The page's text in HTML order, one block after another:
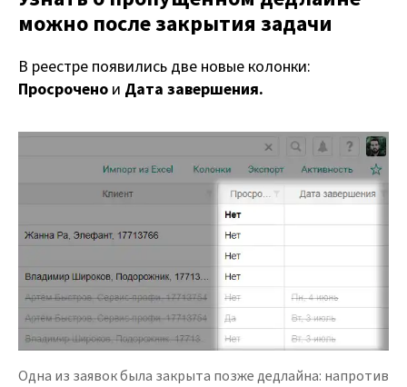
можно после закрытия задачи
В реестре появились две новые колонки:
Просрочено и Дата завершения.
Одна из заявок была закрыта позже дедлайна: напротив